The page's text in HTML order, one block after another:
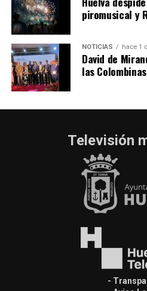
piromusical y
NOTICIAS hace 1
David de
las
Televisión
-